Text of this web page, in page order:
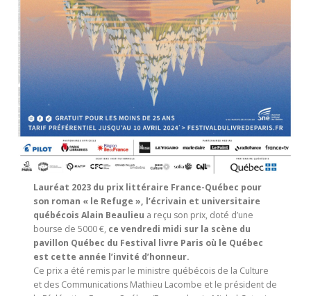
Lauréat 2023 du prix littéraire France-Québec pour
son roman « le Refuge », l’écrivain et universitaire
québécois Alain Beaulieu a reçu son prix, doté d’une
bourse de 5000 €, ce vendredi midi sur la scène du
pavillon Québec du Festival livre Paris où le Québec
est cette année l’invité d’honneur.
Ce prix a été remis par le ministre québécois de la Culture
et des Communications Mathieu Lacombe et le président de